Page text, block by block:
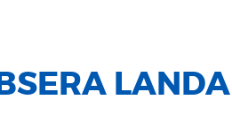
LANDA